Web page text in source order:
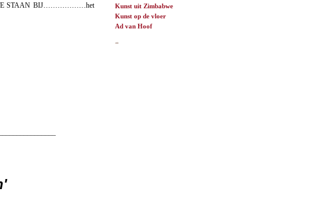
TE STAAN BIJ………………het
Kunst uit Zimbabwe
Kunst op de vloer
Ad van Hoof